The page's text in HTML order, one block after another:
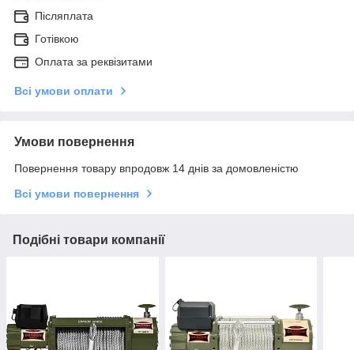
Післяплата
Готівкою
Оплата за реквізитами
Всі умови оплати
Умови повернення
Повернення товару впродовж 14 днів за домовленістю
Всі умови повернення
Подібні товари компанії